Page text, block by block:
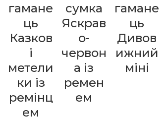
гамане
ць
Казков
і
метели
ки із
ремінц
ем
сумка
Яскрав
о-
червон
а із
ремен
ем
гамане
ць
Дивов
ижний
міні